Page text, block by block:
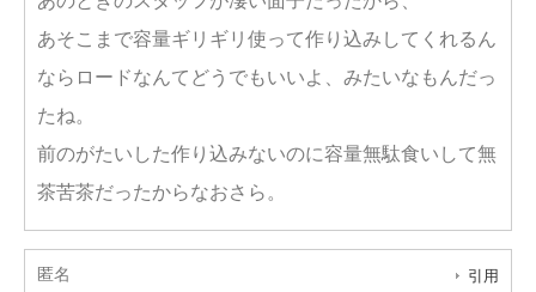
あそこまで容量ギリギリ使って作り込みしてくれるん
ならロードなんてどうでもいいよ、みたいなもんだっ
たね。
前のがたいした作り込みないのに容量無駄食いして無
茶苦茶だったからなおさら。
匿名 引用